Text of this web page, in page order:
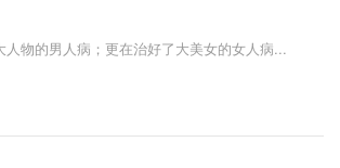
物的男人病；更在治好了大美女的女人病...